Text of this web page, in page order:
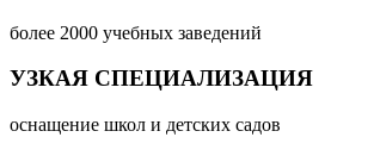
более 2000 учебных заведений
УЗКАЯ СПЕЦИАЛИЗАЦИЯ
оснащение школ и детских садов